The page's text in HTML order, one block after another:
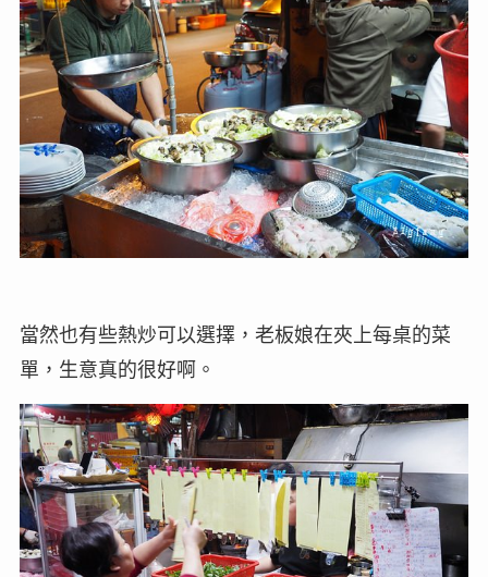
當然也有些熱炒可以選擇，老板娘在夾上每桌的菜
單，生意真的很好啊。